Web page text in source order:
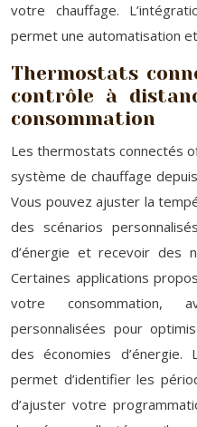
votre chauffage.
permet une automatisation
Thermostats
contrôle à
consommation
Les thermostats connectés
système de chauffage
Vous pouvez ajuster la
des scénarios
d’énergie et recevoir des
Certaines applications
votre consommation,
personnalisées pour
des économies d’énergie.
permet d’identifier les
d’ajuster votre